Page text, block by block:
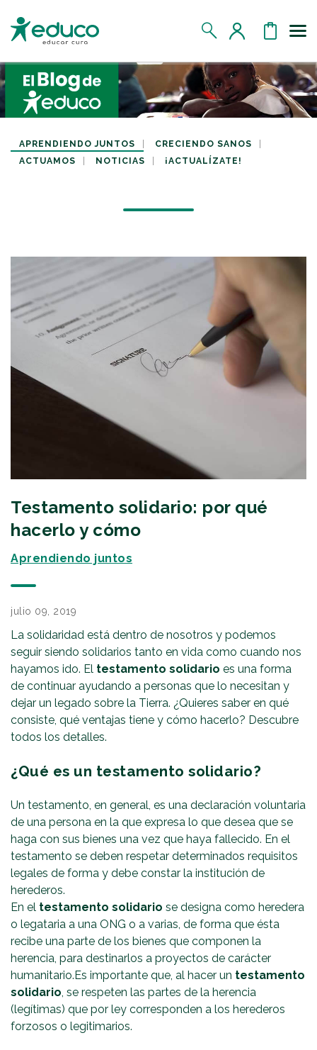
MIS DATOS
MIS APADRINADOS
MIS RETOS SOLIDARIOS
CERRAR SESIÓN
APRENDIENDO JUNTOS
CRECIENDO SANOS
ACTUAMOS
NOTICIAS ¡ACTUALÍZATE!
Testamento solidario: por qué
hacerlo y cómo
Aprendiendo juntos
julio 09, 2019
La solidaridad está dentro de nosotros y podemos
seguir siendo solidarios tanto en vida como cuando nos
hayamos ido. El testamento solidario es una forma
de continuar ayudando a personas que lo necesitan y
dejar un legado sobre la Tierra. ¿Quieres saber en qué
consiste, qué ventajas tiene y cómo hacerlo? Descubre
todos los detalles.
¿Qué es un testamento solidario?
Un testamento, en general, es una declaración voluntaria
de una persona en la que expresa lo que desea que se
haga con sus bienes una vez que haya fallecido. En el
testamento se deben respetar determinados requisitos
legales de forma y debe constar la institución de
herederos.
En el testamento solidario se designa como heredera
o legataria a una ONG o a varias, de forma que ésta
recibe una parte de los bienes que componen la
herencia, para destinarlos a proyectos de carácter
humanitario.Es importante que, al hacer un testamento
solidario , se respeten las partes de la herencia
(legítimas) que por ley corresponden a los herederos
forzosos o legitimarios.